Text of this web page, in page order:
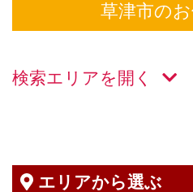
草津市の
検索エリアを
エリアから選ぶ